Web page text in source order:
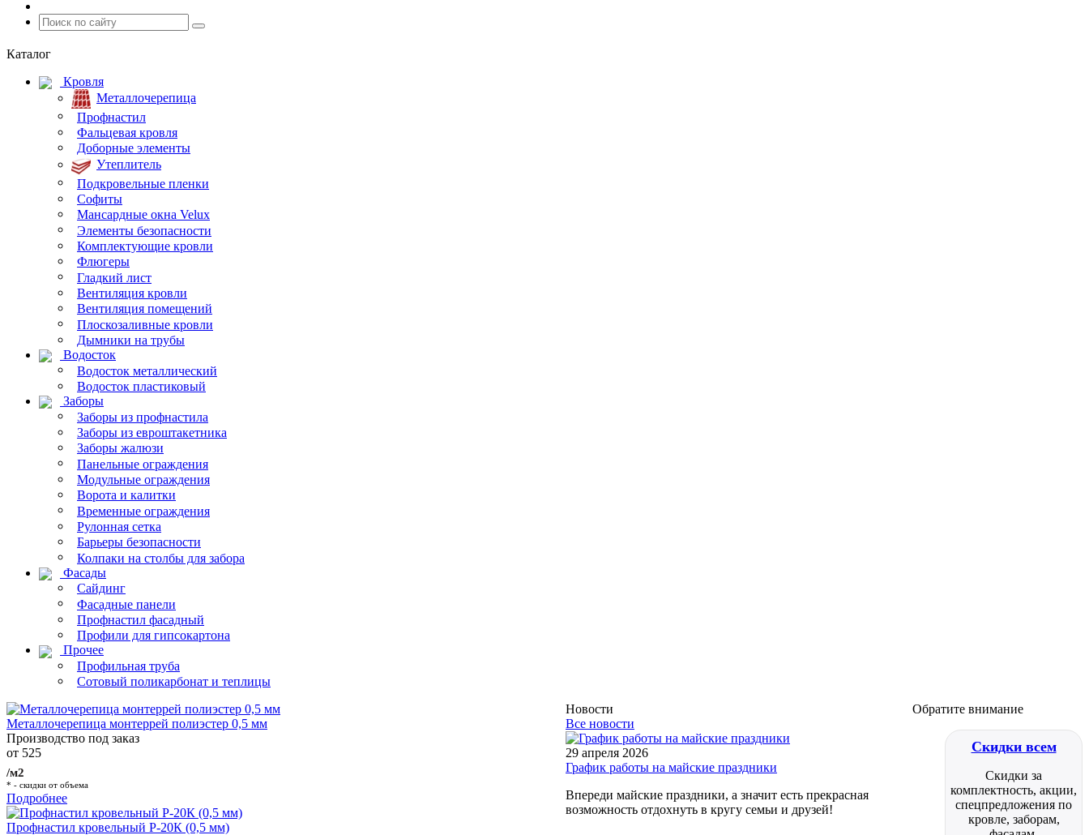
Каталог
Кровля
Металлочерепица
Профнастил
Фальцевая кровля
Доборные элементы
Утеплитель
Подкровельные пленки
Софиты
Мансардные окна Velux
Элементы безопасности
Комплектующие кровли
Флюгеры
Гладкий лист
Вентиляция кровли
Вентиляция помещений
Плоскозаливные кровли
Дымники на трубы
Водосток
Водосток металлический
Водосток пластиковый
Заборы
Заборы из профнастила
Заборы из евроштакетника
Заборы жалюзи
Панельные ограждения
Модульные ограждения
Ворота и калитки
Временные ограждения
Рулонная сетка
Барьеры безопасности
Колпаки на столбы для забора
Фасады
Сайдинг
Фасадные панели
Профнастил фасадный
Профили для гипсокартона
Прочее
Профильная труба
Сотовый поликарбонат и теплицы
Металлочерепица монтеррей полиэстер 0,5 мм
Производство под заказ
от 525
/м2
* - скидки от объема
Подробнее
Профнастил кровельный Р-20К (0,5 мм)
Обратите внимание
Скидки всем
Скидки за
комплектность, акции,
спецпредложения по
кровле, заборам,
Новости
Все новости
29 апреля 2026
График работы на майские праздники
Впереди майские праздники, а значит есть прекрасная
возможность отдохнуть в кругу семьи и друзей!